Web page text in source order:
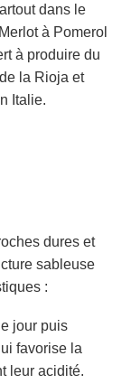
dans le
à Pomerol
à produire du
la Rioja et
Italie.
dures et
sableuse
:
jour puis
favorise la
leur acidité.